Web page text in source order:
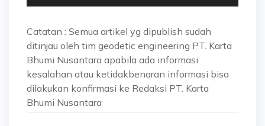
Catatan : Semua artikel yg dipublish sudah
ditinjau oleh tim geodetic engineering PT. Karta
Bhumi Nusantara apabila ada informasi
kesalahan atau ketidakbenaran informasi bisa
dilakukan konfirmasi ke Redaksi PT. Karta
Bhumi Nusantara